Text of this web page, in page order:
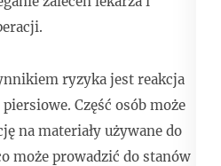
ryzyka jest reakcja
Część osób może
na materiały używane do
może prowadzić do stanów